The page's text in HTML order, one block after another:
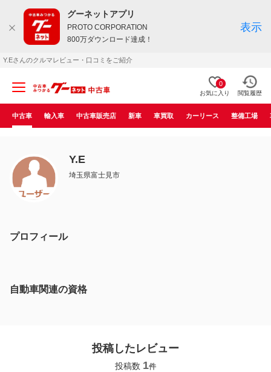
グーネットアプリ
PROTO CORPORATION
800万ダウンロード達成！
表示
Y.Eさんのクルマレビュー・口コミをご紹介
0
お気に入り 閲覧履歴
中古車 輸入車 中古車販売店 新車 車買取 カーリース 整備工場
Y.E
埼玉県富士見市
プロフィール
自動車関連の資格
投稿したレビュー
投稿数 1件